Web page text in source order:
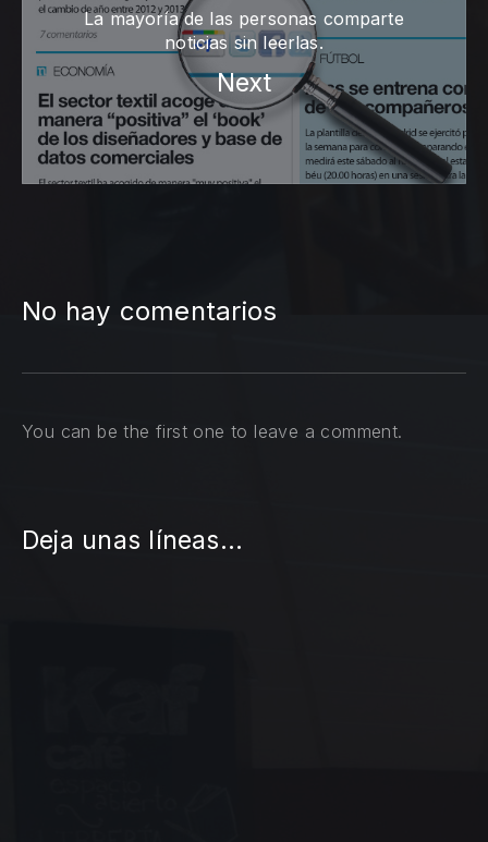
La mayoría de las personas comparte
noticias sin leerlas.
Next
No hay comentarios
You can be the first one to leave a comment.
Deja unas líneas...